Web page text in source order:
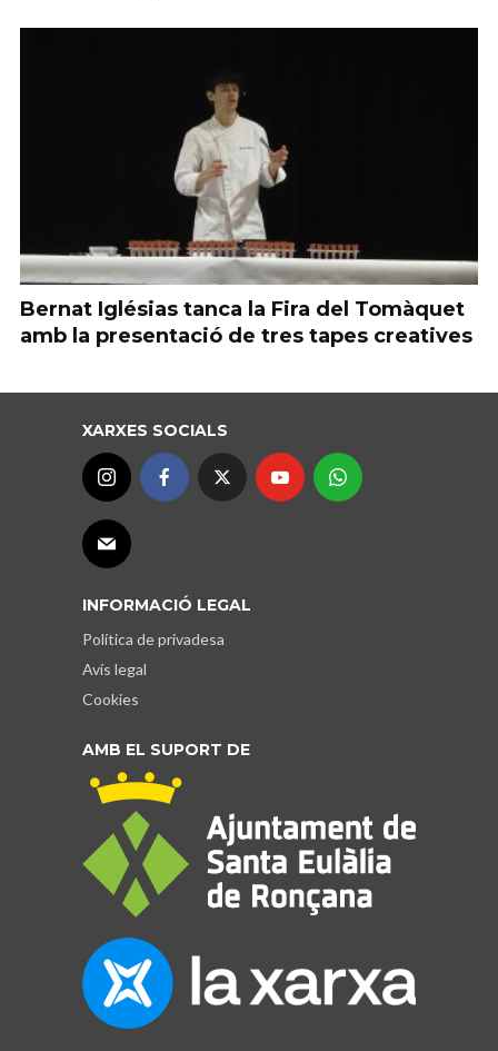
Bernat Iglésias tanca la Fira del Tomàquet
amb la presentació de tres tapes creatives
XARXES SOCIALS
INFORMACIÓ LEGAL
Política de privadesa
Avís legal
Cookies
AMB EL SUPORT DE